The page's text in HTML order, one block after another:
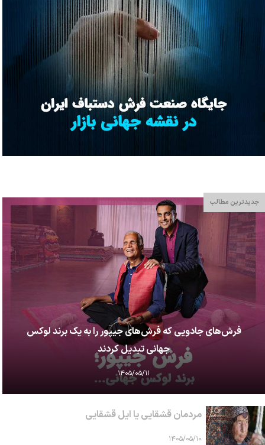
جدیدترین مطالب
فرش‌های جادویی که فرش‌های جیپور را به یک برند لوکس
جهانی تبدیل کردند
۱۴۰۵/۰۵/۱۱
مردمان قشقایی یا ایل قشقایی
۱۴۰۵/۰۵/۱۰